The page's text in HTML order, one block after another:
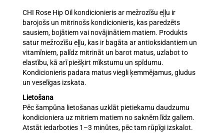
CHI Rose Hip Oil kondicionieris ar mežrozīšu eļļu ir
barojošs un mitrinošs kondicionieris, kas paredzēts
sausiem, bojātiem vai novājinātiem matiem. Produkts
satur mežrozīšu eļļu, kas ir bagāta ar antioksidantiem un
vitamīniem, palīdz mitrināt un barot matus, uzlabot to
elastību, kā arī piešķirt mīkstumu un spīdumu.
Kondicionieris padara matus viegli ķemmējamus, gludus
un veselīgas izskata.
Lietošana
Pēc šampūna lietošanas uzklāt pietiekamu daudzumu
kondicioniera uz mitriem matiem no saknēm līdz galiem.
Atstāt iedarboties 1–3 minūtes, pēc tam rūpīgi izskalot.